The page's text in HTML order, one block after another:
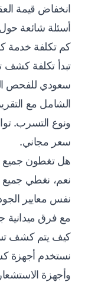
انخفاض قيمة
أسئلة شائعة
كم تكلفة خدمة
الشامل مع
سعر مجاني.
هل تغطون جميع
نعم، نغطي جميع
نفس معايير
مع فرق ميدانية
كيف يتم كشف
نستخدم أجهزة
وأجهزة